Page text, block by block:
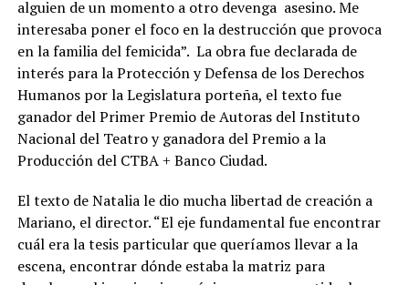
alguien de un momento a otro devenga asesino. Me
interesaba poner el foco en la destrucción que provoca
en la familia del femicida”. La obra fue declarada de
interés para la Protección y Defensa de los Derechos
Humanos por la Legislatura porteña, el texto fue
ganador del Primer Premio de Autoras del Instituto
Nacional del Teatro y ganadora del Premio a la
Producción del CTBA + Banco Ciudad.
El texto de Natalia le dio mucha libertad de creación a
Mariano, el director. “El eje fundamental fue encontrar
cuál era la tesis particular que queríamos llevar a la
escena, encontrar dónde estaba la matriz para